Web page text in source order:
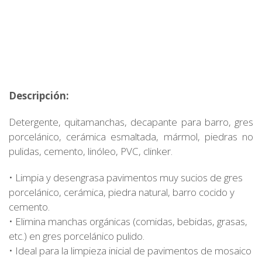
Descripción:
Detergente, quitamanchas, decapante para barro, gres
porcelánico, cerámica esmaltada, mármol, piedras no
pulidas, cemento, linóleo, PVC, clinker.
• Limpia y desengrasa pavimentos muy sucios de gres
porcelánico, cerámica, piedra natural, barro cocido y
cemento.
• Elimina manchas orgánicas (comidas, bebidas, grasas,
etc.) en gres porcelánico pulido.
• Ideal para la limpieza inicial de pavimentos de mosaico